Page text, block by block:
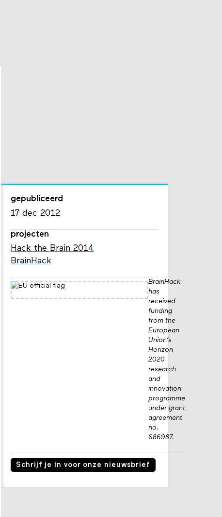
gepubliceerd
17 dec 2012
projecten
Hack the Brain 2014
BrainHack
BrainHack
has
received
funding
from the
European
Union’s
Horizon
2020
research
and
innovation
programme
under grant
agreement
no.
686987.
Schrijf je in voor onze nieuwsbrief